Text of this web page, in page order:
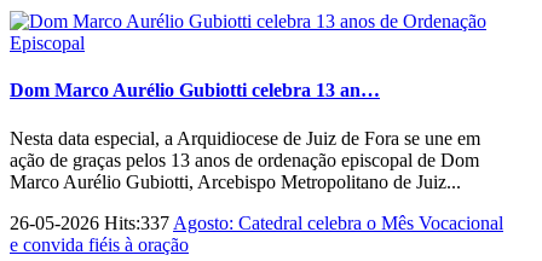
Dom Marco Aurélio Gubiotti celebra 13 an…
Nesta data especial, a Arquidiocese de Juiz de Fora se une em
ação de graças pelos 13 anos de ordenação episcopal de Dom
Marco Aurélio Gubiotti, Arcebispo Metropolitano de Juiz...
26-05-2026 Hits:337 Agosto: Catedral celebra o Mês Vocacional
e convida fiéis à oração